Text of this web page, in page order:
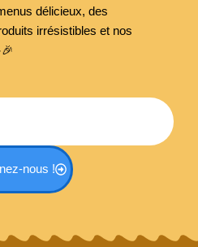
délicieux, des
irrésistibles et nos
🎉
nous !